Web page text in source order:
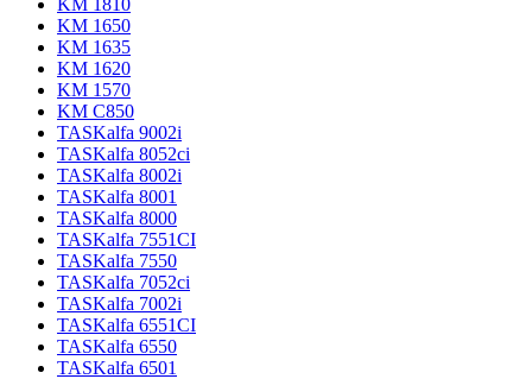
KM 1650
KM 1635
KM 1620
KM 1570
KM C850
TASKalfa 9002i
TASKalfa 8052ci
TASKalfa 8002i
TASKalfa 8001
TASKalfa 8000
TASKalfa 7551CI
TASKalfa 7550
TASKalfa 7052ci
TASKalfa 7002i
TASKalfa 6551CI
TASKalfa 6550
TASKalfa 6501